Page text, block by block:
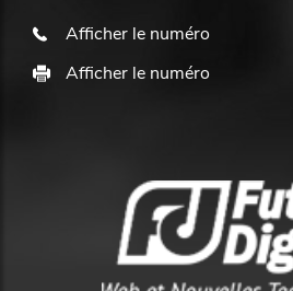
Afficher le numéro
Afficher le numéro